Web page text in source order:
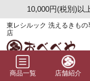
10,000円(税別)以
東レシルック 洗えるきもの
店
商品一覧 店舗紹介